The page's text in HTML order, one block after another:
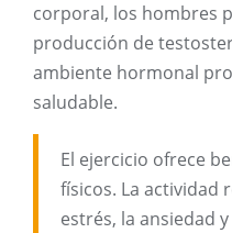
corporal, los hombres
producción de
ambiente hormonal
saludable.
El ejercicio ofrece
físicos. La actividad
estrés, la ansiedad